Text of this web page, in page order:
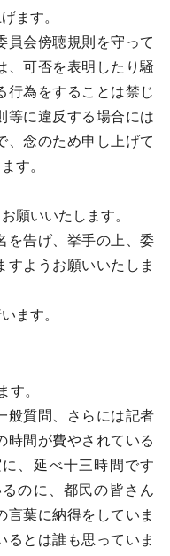
ます。
会傍聴規則を守って
、可否を表明したり騒
行為をすることは禁じ
等に違反する場合には
、念のため申し上げて
す。
願いいたします。
告げ、挙手の上、委
すようお願いいたしま
ます。
。
質問、さらには記者
時間が費やされている
、延べ十三時間です
のに、都民の皆さん
言葉に納得をしていま
るとは誰も思っていま